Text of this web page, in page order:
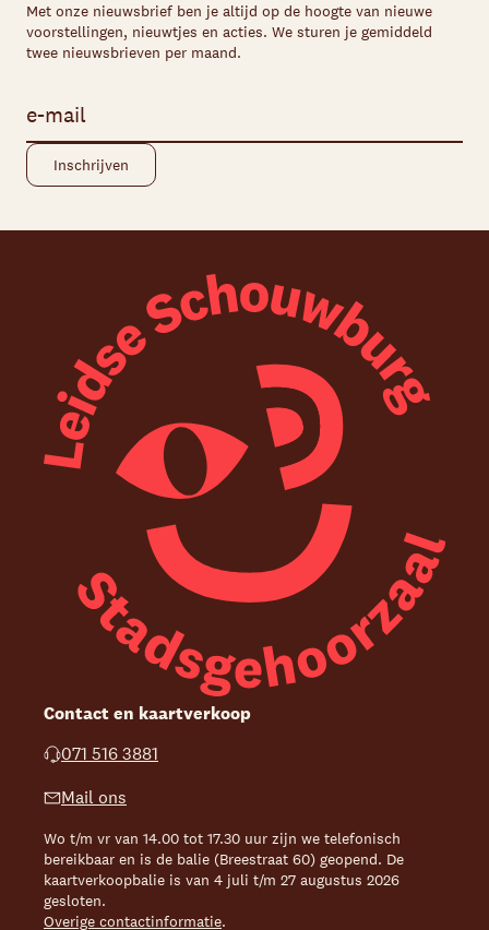
Met onze nieuwsbrief ben je altijd op de hoogte van nieuwe
voorstellingen, nieuwtjes en acties. We sturen je gemiddeld
twee nieuwsbrieven per maand.
Contact en kaartverkoop
071 516 3881
Mail ons
Wo t/m vr van 14.00 tot 17.30 uur zijn we telefonisch
bereikbaar en is de balie (Breestraat 60) geopend. De
kaartverkoopbalie is van 4 juli t/m 27 augustus 2026
gesloten.
Overige contactinformatie.